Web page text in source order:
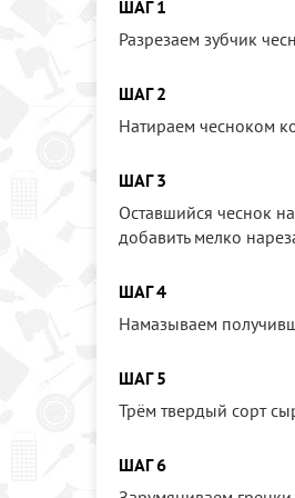
ШАГ 1
Разрезаем зубчик
ШАГ 2
Натираем чесноком
ШАГ 3
Оставшийся чеснок
добавить мелко
ШАГ 4
Намазываем
ШАГ 5
Трём твердый сорт
ШАГ 6